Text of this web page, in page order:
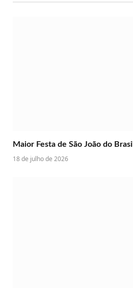
Maior Festa de São João do Brasil
18 de julho de 2026